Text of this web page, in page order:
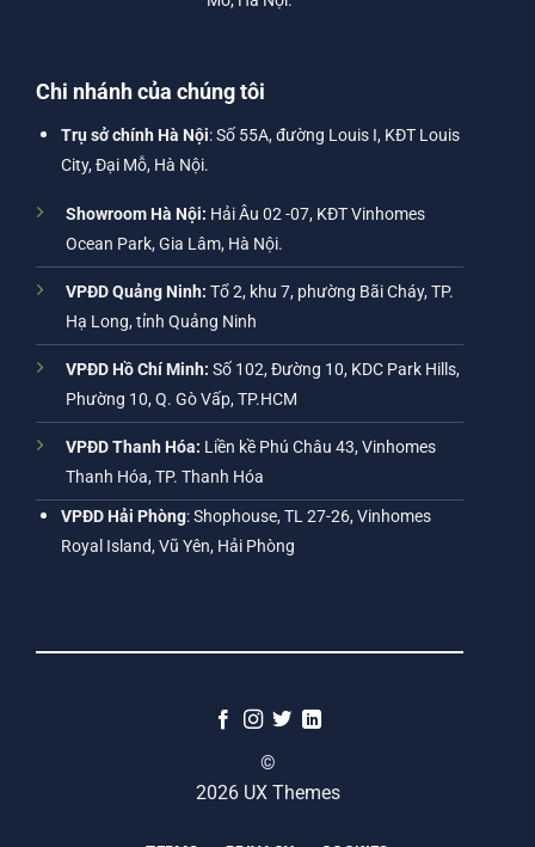
Chi nhánh của chúng tôi
Trụ sở chính Hà Nội: Số 55A, đường Louis I, KĐT Louis
City, Đại Mỗ, Hà Nội.
Showroom Hà Nội: Hải Âu 02 -07, KĐT Vinhomes
Ocean Park, Gia Lâm, Hà Nội.
VPĐD Quảng Ninh: Tổ 2, khu 7, phường Bãi Cháy, TP.
Hạ Long, tỉnh Quảng Ninh
VPĐD Hồ Chí Minh: Số 102, Đường 10, KDC Park Hills,
Phường 10, Q. Gò Vấp, TP.HCM
VPĐD Thanh Hóa: Liền kề Phú Châu 43, Vinhomes
Thanh Hóa, TP. Thanh Hóa
VPĐD Hải Phòng: Shophouse, TL 27-26, Vinhomes
Royal Island, Vũ Yên, Hải Phòng
©
2026 UX Themes